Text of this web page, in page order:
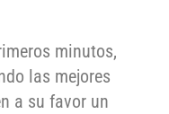
minutos,
las mejores
a su favor un